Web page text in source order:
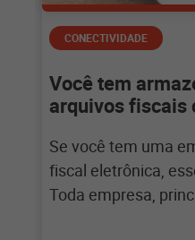
CONECTIVIDADE
Você tem
arquivos fiscais
Se você tem uma
fiscal eletrônica,
Toda empresa,